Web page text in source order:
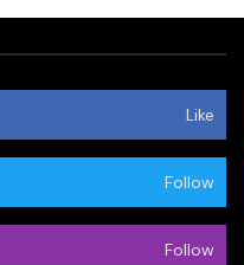
Like
Follow
Follow